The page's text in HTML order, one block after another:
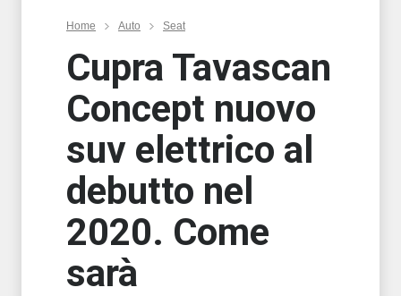
Home Auto Seat
Cupra Tavascan
Concept nuovo
suv elettrico al
debutto nel
2020. Come
sarà